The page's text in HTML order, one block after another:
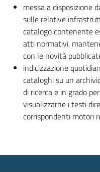
messa a disposizione
sulle relative
catalogo contenente
atti normativi,
con le novità
indicizzazione
cataloghi su un
di ricerca e in grado
visualizzarne i testi
corrispondenti motori